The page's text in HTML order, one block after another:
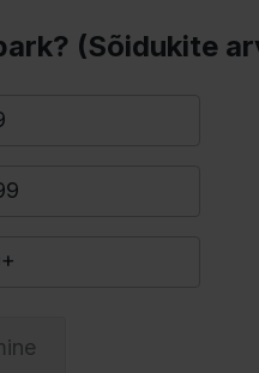
(Sõidukite